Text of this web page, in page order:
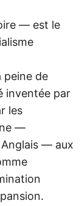
— est le
peine de
inventée par
les
—
— aux